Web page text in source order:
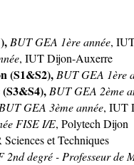
BUT GEA 1ère année,
, IUT Dijon-Auxerre
(S1&S2), BUT GEA 1ère
BUT GEA 2ème
BUT GEA 3ème année, IUT
FISE I/E, Polytech Dijon
Sciences et Techniques
2nd degré - Professeur de